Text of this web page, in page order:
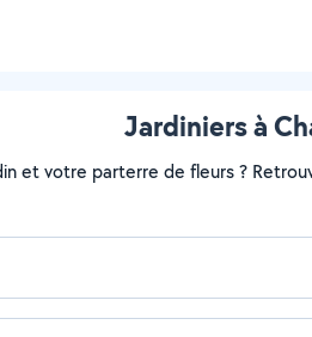
Jardiniers à
et votre parterre de fleurs ?